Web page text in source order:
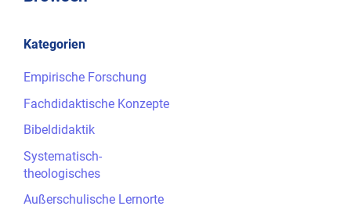
Kategorien
Empirische Forschung
Fachdidaktische Konzepte
Bibeldidaktik
Systematisch-
theologisches
Außerschulische Lernorte